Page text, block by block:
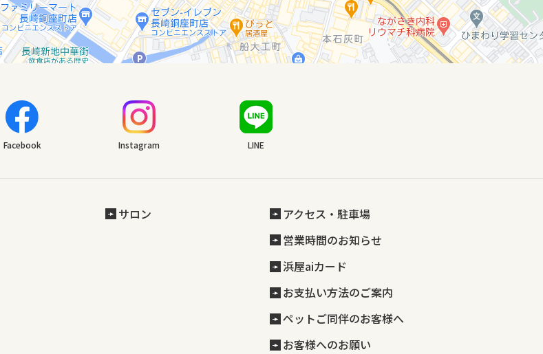
Facebook Instagram LINE
サロン
アクセス・駐車場
営業時間のお知らせ
浜屋aiカード
お支払い方法のご案内
ペットご同伴のお客様へ
お客様へのお願い